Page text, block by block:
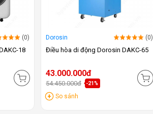
(0)
18
Dorosin (0)
Điều hòa di động Dorosin DAKC-65
43.000.000đ
54.450.000đ -21%
So sánh